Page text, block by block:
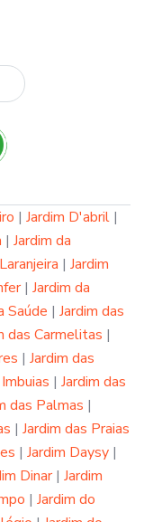
| Jardim D'abril |
| Jardim da
| Jardim
| Jardim da
Saúde | Jardim das
das Carmelitas |
| Jardim das
| Jardim das
das Palmas |
| Jardim das Praias
| Jardim Daysy |
Dinar| Jardim
| Jardim do